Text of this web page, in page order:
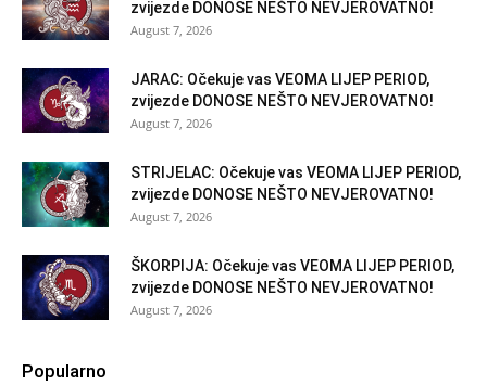
zvijezde DONOSE NEŠTO NEVJEROVATNO!
August 7, 2026
JARAC: Očekuje vas VEOMA LIJEP PERIOD,
zvijezde DONOSE NEŠTO NEVJEROVATNO!
August 7, 2026
STRIJELAC: Očekuje vas VEOMA LIJEP PERIOD,
zvijezde DONOSE NEŠTO NEVJEROVATNO!
August 7, 2026
ŠKORPIJA: Očekuje vas VEOMA LIJEP PERIOD,
zvijezde DONOSE NEŠTO NEVJEROVATNO!
August 7, 2026
Popularno